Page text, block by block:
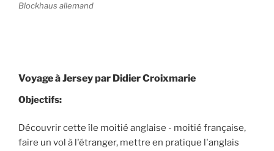
Blockhaus allemand
Voyage à Jersey par Didier Croixmarie
Objectifs:
Découvrir cette île moitié anglaise - moitié française,
faire un vol à l'étranger, mettre en pratique l'anglais